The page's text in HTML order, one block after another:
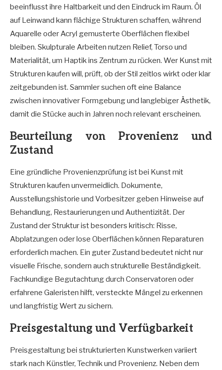
beeinflusst ihre Haltbarkeit und den Eindruck im Raum. Öl
auf Leinwand kann flächige Strukturen schaffen, während
Aquarelle oder Acryl gemusterte Oberflächen flexibel
bleiben. Skulpturale Arbeiten nutzen Relief, Torso und
Materialität, um Haptik ins Zentrum zu rücken. Wer Kunst mit
Strukturen kaufen will, prüft, ob der Stil zeitlos wirkt oder klar
zeitgebunden ist. Sammler suchen oft eine Balance
zwischen innovativer Formgebung und langlebiger Ästhetik,
damit die Stücke auch in Jahren noch relevant erscheinen.
Beurteilung von Provenienz und
Zustand
Eine gründliche Provenienzprüfung ist bei Kunst mit
Strukturen kaufen unvermeidlich. Dokumente,
Ausstellungshistorie und Vorbesitzer geben Hinweise auf
Behandlung, Restaurierungen und Authentizität. Der
Zustand der Struktur ist besonders kritisch: Risse,
Abplatzungen oder lose Oberflächen können Reparaturen
erforderlich machen. Ein guter Zustand bedeutet nicht nur
visuelle Frische, sondern auch strukturelle Beständigkeit.
Fachkundige Begutachtung durch Conservatoren oder
erfahrene Galeristen hilft, versteckte Mängel zu erkennen
und langfristig Wert zu sichern.
Preisgestaltung und Verfügbarkeit
Preisgestaltung bei strukturierten Kunstwerken variiert
stark nach Künstler, Technik und Provenienz. Neben dem